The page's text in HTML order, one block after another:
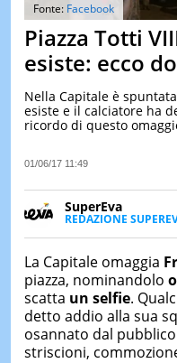
Fonte: Facebook
Piazza Totti
esiste: ecco
Nella Capitale è
esiste e il calciatore ha
ricordo di questo
01/06/17 11:49
SuperEva
REDAZIONE
SuperEva è il
Pensato per tutti
“social” e sempre
tendenze del
scoperte più
giorno”
La Capitale omaggia
piazza, nominandolo
scatta un selfie.
detto addio alla sua
osannato dal
striscioni,